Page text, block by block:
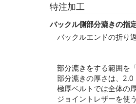
特注加工
バックル側部分漉きの指
バックルエンドの折り
部分漉きをする範囲を
部分漉きの厚さは、
極厚ベルトでは全体の
ジョイントレザーを使